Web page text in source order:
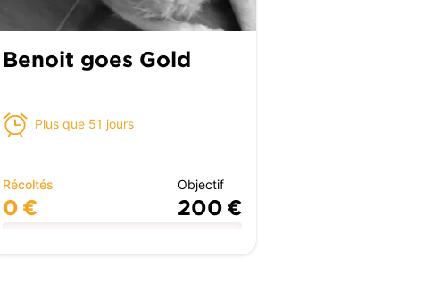
Benoit goes Gold
Plus que 51 jours
Récoltés
0 €
Objectif
200 €